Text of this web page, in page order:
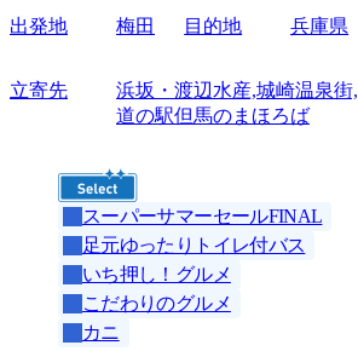
出発地 梅田 目的地 兵庫県
立寄先
浜坂・渡辺水産,城崎温泉街,
道の駅但馬のまほろば
スーパーサマーセールFINAL
足元ゆったりトイレ付バス
いち押し！グルメ
こだわりのグルメ
カニ